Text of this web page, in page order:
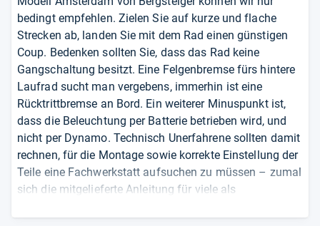
bedingt empfehlen. Zielen Sie auf kurze und flache
Strecken ab, landen Sie mit dem Rad einen günstigen
Coup. Bedenken sollten Sie, dass das Rad keine
Gangschaltung besitzt. Eine Felgenbremse fürs hintere
Laufrad sucht man vergebens, immerhin ist eine
Rücktrittbremse an Bord. Ein weiterer Minuspunkt ist,
dass die Beleuchtung per Batterie betrieben wird, und
nicht per Dynamo. Technisch Unerfahrene sollten damit
rechnen, für die Montage sowie korrekte Einstellung der
Teile eine Fachwerkstatt aufsuchen zu müssen – zumal
sich die mitgelieferte Anleitung für viele als